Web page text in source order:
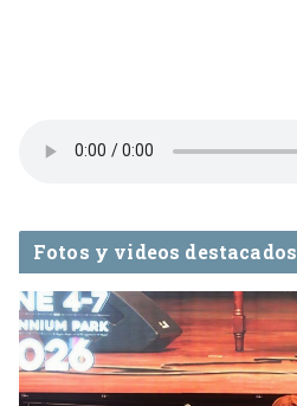
Fotos y videos destacados